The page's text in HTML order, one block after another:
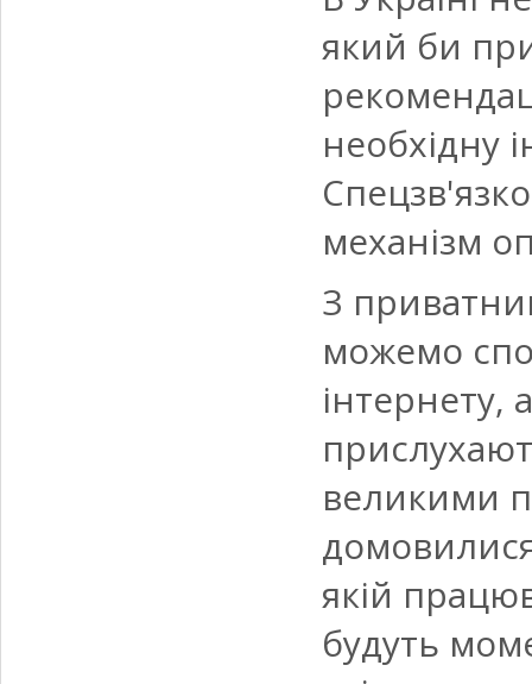
який би
необхідну
механізм
З
можемо
інтернету,
великими
якій
будуть